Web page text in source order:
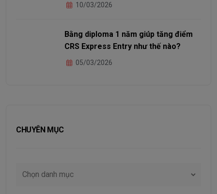
10/03/2026
Bằng diploma 1 năm giúp tăng điểm
CRS Express Entry như thế nào?
05/03/2026
CHUYÊN MỤC